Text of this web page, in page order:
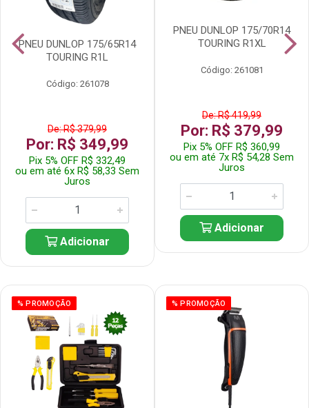
PNEU DUNLOP 175/65R14
TOURING R1L
Código: 261078
De: R$ 379,99
Por: R$ 349,99
Pix 5% OFF R$ 332,49
ou em até 6x R$ 58,33 Sem
Juros
Adicionar
PNEU DUNLOP 175/70R14
TOURING R1XL
Código: 261081
De: R$ 419,99
Por: R$ 379,99
Pix 5% OFF R$ 360,99
ou em até 7x R$ 54,28 Sem
Juros
Adicionar
% PROMOÇÃO % PROMOÇÃO